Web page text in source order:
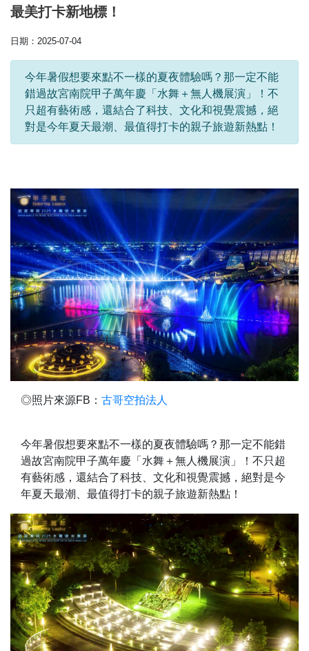
最美打卡新地標！
日期：2025-07-04
今年暑假想要來點不一樣的夏夜體驗嗎？那一定不能
錯過故宮南院甲子萬年慶「水舞＋無人機展演」！不
只超有藝術感，還結合了科技、文化和視覺震撼，絕
對是今年夏天最潮、最值得打卡的親子旅遊新熱點！
◎照片來源FB： 古哥空拍法人
今年暑假想要來點不一樣的夏夜體驗嗎？那一定不能錯
過故宮南院甲子萬年慶「水舞＋無人機展演」！不只超
有藝術感，還結合了科技、文化和視覺震撼，絕對是今
年夏天最潮、最值得打卡的親子旅遊新熱點！